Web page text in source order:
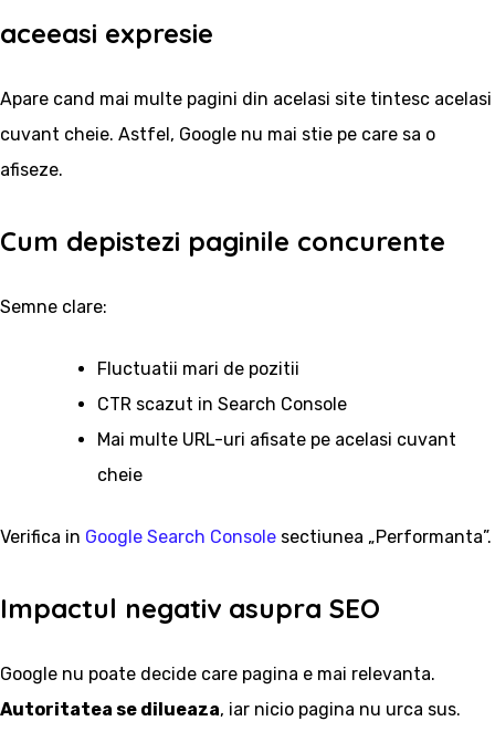
aceeasi expresie
Apare cand mai multe pagini din acelasi site tintesc acelasi
cuvant cheie. Astfel, Google nu mai stie pe care sa o
afiseze.
Cum depistezi paginile concurente
Semne clare:
Fluctuatii mari de pozitii
CTR scazut in Search Console
Mai multe URL-uri afisate pe acelasi cuvant
cheie
Verifica in Google Search Console sectiunea „Performanta”.
Impactul negativ asupra SEO
Google nu poate decide care pagina e mai relevanta.
Autoritatea se dilueaza, iar nicio pagina nu urca sus.